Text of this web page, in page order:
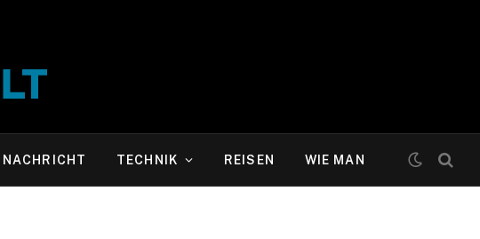
NACHRICHT TECHNIK REISEN WIE MAN